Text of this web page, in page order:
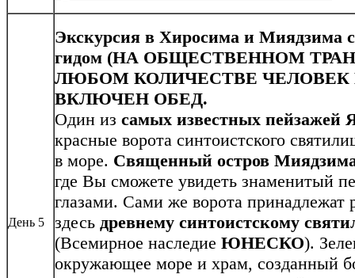
День 5
Экскурсия в Хиросима и Миядзима
гидом (НА ОБЩЕСТВЕННОМ
ЛЮБОМ КОЛИЧЕСТВЕ ЧЕЛОВЕК
ВКЛЮЧЕН ОБЕД.
Один из самых известных пейзажей
красные ворота синтоистского
в море. Священный остров
где Вы сможете увидеть знаменитый
глазами. Сами же ворота принадлежат
здесь древнему синтоистскому
(Всемирное наследие ЮНЕСКО).
окружающее море и храм, созданный